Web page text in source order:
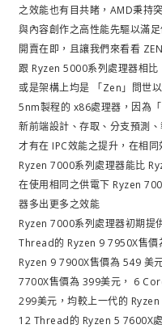
之效能也有目共睹，AMD秉持
與內容創作之高性能先驅以滿
開賣在即，且讓我們來看看
跟 Ryzen 5000系列處理器相
或是架構上均是 「Zen」問世
5nm製程的 x86處理器，因為
新前端設計、存取、分支預測
才有在 IPC效能之提升，在相
Ryzen 7000系列處理器能比
在使用相同之供電下 Ryzen
器多出更多之效能
Ryzen 7000系列處理器初期
Thread的 Ryzen 9 7950X售
Ryzen 9 7900X售價為 549 美
7700X售價為 399美元， 6
299美元，均較上一代的
12 Thread的 Ryzen 5 7600X